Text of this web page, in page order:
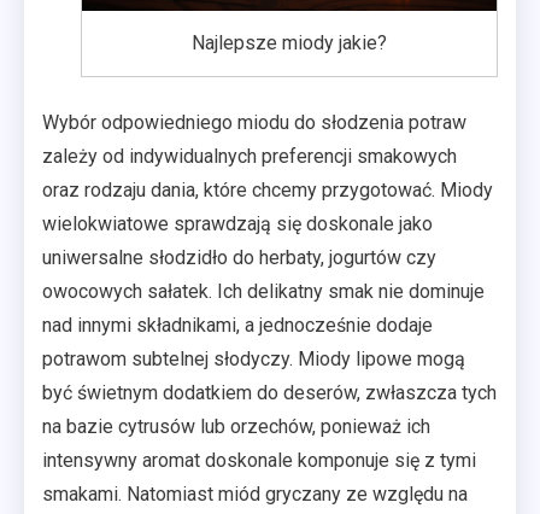
Najlepsze miody jakie?
Wybór odpowiedniego miodu do słodzenia potraw
zależy od indywidualnych preferencji smakowych
oraz rodzaju dania, które chcemy przygotować. Miody
wielokwiatowe sprawdzają się doskonale jako
uniwersalne słodzidło do herbaty, jogurtów czy
owocowych sałatek. Ich delikatny smak nie dominuje
nad innymi składnikami, a jednocześnie dodaje
potrawom subtelnej słodyczy. Miody lipowe mogą
być świetnym dodatkiem do deserów, zwłaszcza tych
na bazie cytrusów lub orzechów, ponieważ ich
intensywny aromat doskonale komponuje się z tymi
smakami. Natomiast miód gryczany ze względu na